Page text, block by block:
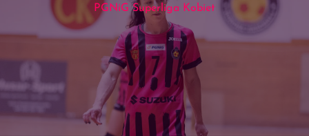
PGNiG Superliga Kobiet